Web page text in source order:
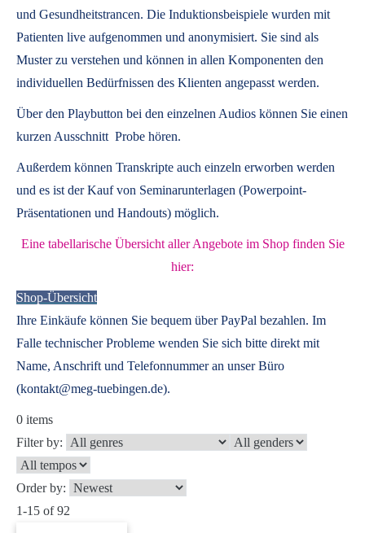
und Gesundheitstrancen. Die Induktionsbeispiele wurden mit
Patienten live aufgenommen und anonymisiert. Sie sind als
Muster zu verstehen und können in allen Komponenten den
individuellen Bedürfnissen des Klienten angepasst werden.
Über den Playbutton bei den einzelnen Audios können Sie einen
kurzen Ausschnitt Probe hören.
Außerdem können Transkripte auch einzeln erworben werden
und es ist der Kauf von Seminarunterlagen (Powerpoint-
Präsentationen und Handouts) möglich.
Eine tabellarische Übersicht aller Angebote im Shop finden Sie
hier:
Shop-Übersicht
Ihre Einkäufe können Sie bequem über PayPal bezahlen. Im
Falle technischer Probleme wenden Sie sich bitte direkt mit
Name, Anschrift und Telefonnummer an unser Büro
(kontakt@meg-tuebingen.de).
0 items
Filter by:
Order by:
1-15 of 92